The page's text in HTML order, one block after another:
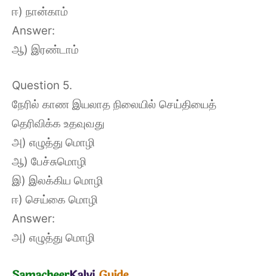
ஈ) நான்காம்
Answer:
ஆ) இரண்டாம்
Question 5.
நேரில் காண இயலாத நிலையில் செய்தியைத்
தெரிவிக்க உதவுவது
அ) எழுத்து மொழி
ஆ) பேச்சுமொழி
இ) இலக்கிய மொழி
ஈ) செய்கை மொழி
Answer:
அ) எழுத்து மொழி